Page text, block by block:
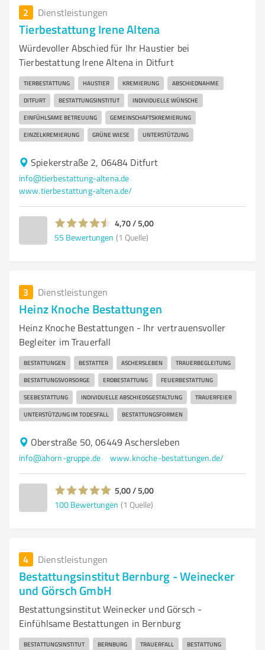
2 Dienstleistungen
Tierbestattung Irene Altena
Würdevoller Abschied für Ihr Haustier bei
Tierbestattung Irene Altena in Ditfurt
TIERBESTATTUNG HAUSTIER KREMIERUNG ABSCHIEDNAHME
DITFURT BESTATTUNGSINSTITUT INDIVIDUELLE WÜNSCHE
EINFÜHLSAME BETREUUNG GEMEINSCHAFTSKREMIERUNG
EINZELKREMIERUNG GRÜNE WIESE UNTERSTÜTZUNG
Spiekerstraße 2, 06484 Ditfurt
info@tierbestattung-altena.de
www.tierbestattung-altena.de/
4,70 / 5,00
55 Bewertungen (1 Quelle)
3 Dienstleistungen
Heinz Knoche Bestattungen
Heinz Knoche Bestattungen - Ihr vertrauensvoller
Begleiter im Trauerfall
BESTATTUNGEN BESTATTER ASCHERSLEBEN TRAUERBEGLEITUNG
BESTATTUNGSVORSORGE ERDBESTATTUNG FEUERBESTATTUNG
SEEBESTATTUNG INDIVIDUELLE ABSCHIEDSGESTALTUNG TRAUERFEIER
UNTERSTÜTZUNG IM TODESFALL BESTATTUNGSFORMEN
Oberstraße 50, 06449 Aschersleben
info@ahorn-gruppe.de www.knoche-bestattungen.de/
5,00 / 5,00
100 Bewertungen (1 Quelle)
4 Dienstleistungen
Bestattungsinstitut Bernburg - Weinecker
und Görsch GmbH
Bestattungsinstitut Weinecker und Görsch -
Einfühlsame Bestattungen in Bernburg
BESTATTUNGSINSTITUT BERNBURG TRAUERFALL BESTATTUNG